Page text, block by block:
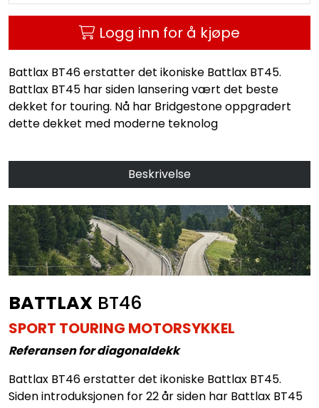
Logg inn for å kjøpe
Battlax BT46 erstatter det ikoniske Battlax BT45.
Battlax BT45 har siden lansering vært det beste
dekket for touring. Nå har Bridgestone oppgradert
dette dekket med moderne teknolog
Beskrivelse
BATTLAX BT46
SPORT TOURING MOTORSYKKEL
Referansen for diagonaldekk
Battlax BT46 erstatter det ikoniske Battlax BT45.
Siden introduksjonen for 22 år siden har Battlax BT45